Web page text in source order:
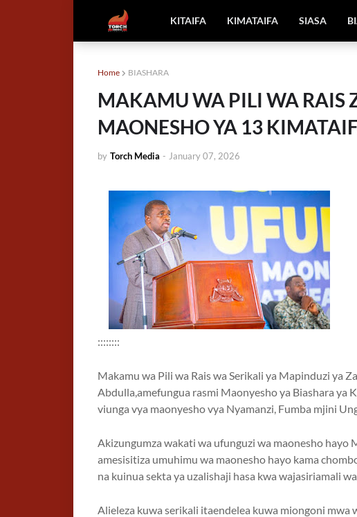
KITAIFA KIMATAIFA SIASA
Home BIASHARA
MAKAMU WA PILI WA RAIS
MAONESHO YA 13
by Torch Media - January 07, 2026
::::::::
Makamu wa Pili wa Rais wa Serikali ya Mapinduzi ya
Abdulla,amefungua rasmi Maonyesho ya Biashara ya
viunga vya maonyesho vya Nyamanzi, Fumba mjini
Akizungumza wakati wa ufunguzi wa maonesho hayo
amesisitiza umuhimu wa maonesho hayo kama
na kuinua sekta ya uzalishaji hasa kwa wajasiriamali
Alieleza kuwa serikali itaendelea kuwa miongoni mwa